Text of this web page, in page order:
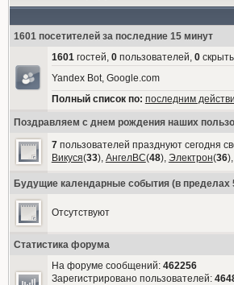
1601 посетителей за последние 15 минут
1601гостей, 0пользователей, 0
Yandex Bot, Google.com
Полный список по: последним
Поздравляем с днем рождения наших
7пользователей празднуют сегодня
Викуся(33), АнгелВС(48), Электрон(36),
Будущие календарные события (в пределах
Отсутствуют
Статистика форума
На форуме сообщений: 462256
Зарегистрировано пользователей: